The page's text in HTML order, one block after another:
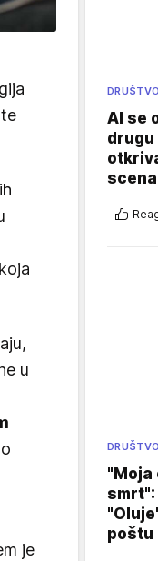
u
je
DRUŠTVO
AI se
DRUŠTVO
"Moja
poštu